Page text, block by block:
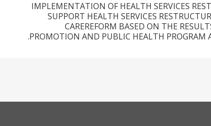
IMPLEMENTATION OF HEALTH SERVICES
SUPPORT HEALTH SERVICES
CAREREFORM BASED ON THE
PROMOTION AND PUBLIC HEALTH PROGRAM